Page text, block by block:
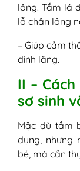
lông. Tắm lá
lỗ chân lông
– Giúp cảm
đinh lăng.
II –
sơ sinh
Mặc dù tắm
dụng, nhưng
bé, mà cần